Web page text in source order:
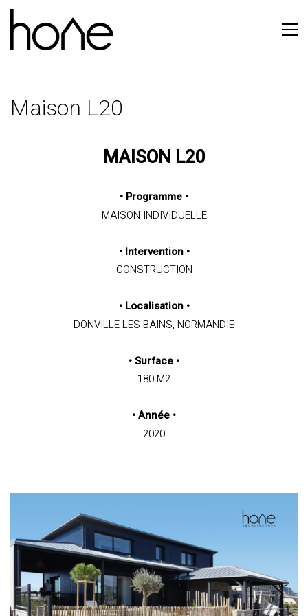
Maison L20
MAISON L20
• Programme •
MAISON INDIVIDUELLE
• Intervention •
CONSTRUCTION
• Localisation •
DONVILLE-LES-BAINS, NORMANDIE
•Surface •
180 M2
•Année •
2020